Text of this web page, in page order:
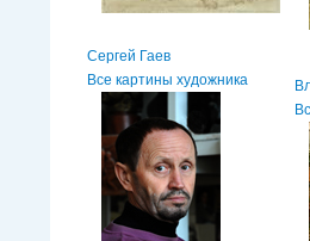
Сергей Гаев
Все картины художника